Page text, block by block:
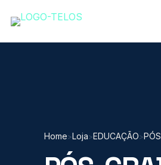
Home>Loja>EDUCAÇÃO>